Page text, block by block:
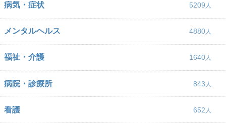
病気・症状 5209
メンタルヘルス 4880
福祉・介護 1640
病院・診療所 843
看護 652